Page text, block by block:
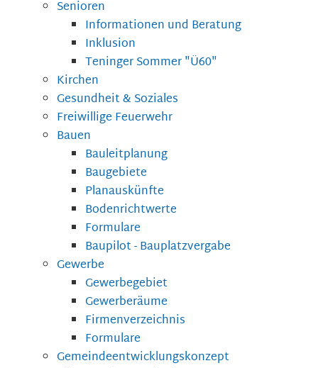
Senioren
Informationen und Beratung
Inklusion
Teninger Sommer "Ü60"
Kirchen
Gesundheit & Soziales
Freiwillige Feuerwehr
Bauen
Bauleitplanung
Baugebiete
Planauskünfte
Bodenrichtwerte
Formulare
Baupilot - Bauplatzvergabe
Gewerbe
Gewerbegebiet
Gewerberäume
Firmenverzeichnis
Formulare
Gemeindeentwicklungskonzept